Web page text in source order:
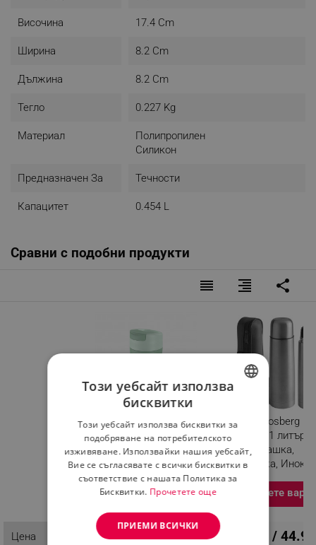
Височина 17.4 Cm
Ширина 8.2 Cm
Дължина 8.2 Cm
Тегло 0.227 Kg
Материал
Полипропилен
Силикон
Предназначен За Течности
Капацитет 0.454 L
Сравни с подобни продукти
reorder format_align_right share
Термочаша Joseph
Joseph Sipp 81130,
Запечатваща се
капачка, 454 мл, Без
BPA, Полипропилен,
Зелен
продукт
Термос Rosberg
R52010A, 1 литър,
чанта и чашка,
Запушалка, Инокс
Изберете
Цена
ПЦД: 16.31 € / 31.90
23.00 € /
ROMANIAN
Този уебсайт използва
бисквитки
Този уебсайт използва бисквитки за
подобряване на потребителското
изживяване. Използвайки нашия уебсайт,
Вие се съгласявате с всички бисквитки в
съответствие с нашата Политика за
Бисквитки. Прочетете още
ПРИЕМИ ВСИЧКИ